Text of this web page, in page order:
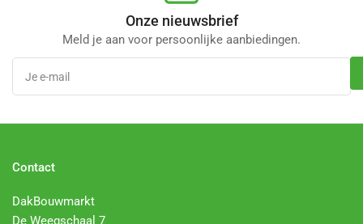
Onze nieuwsbrief
Meld je aan voor persoonlijke aanbiedingen.
Je
mail
Contact
DakBouwmarkt
De Weegschaal 7